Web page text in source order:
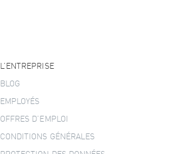
L’ENTREPRISE
BLOG
EMPLOYÉS
OFFRES D’EMPLOI
CONDITIONS GÉNÉRALES